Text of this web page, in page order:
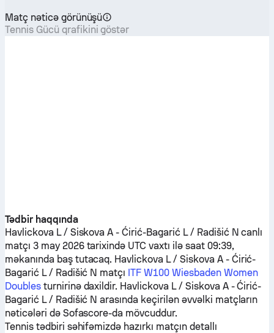
Matç nəticə görünüşü
Tennis Gücü qrafikini göstər
Tədbir haqqında
Havlickova L / Siskova A -Ćirić-Bagarić L / Radišić N canlı
matçı 3 may 2026 tarixində UTC vaxtı ilə saat 09:39,
məkanında baş tutacaq. Havlickova L / Siskova A- Ćirić-
Bagarić L / Radišić N matçı ITF W100 Wiesbaden Women
Doublesturnirinə daxildir. Havlickova L / Siskova A-Ćirić-
Bagarić L / Radišić N arasında keçirilən əvvəlki matçların
nəticələri də Sofascore-da mövcuddur.
Tennis tədbiri səhifəmizdə hazırkı matçın detallı